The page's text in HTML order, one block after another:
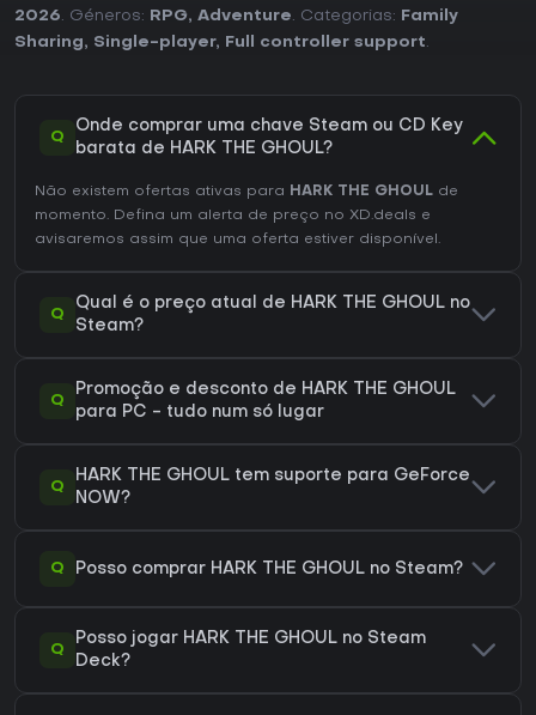
2026. Géneros: RPG, Adventure. Categorias:
Family
Sharing, Single-player, Full controller support.
Q
Onde comprar uma chave Steam ou CD Key
barata de HARK THE GHOUL?
Não existem ofertas ativas para HARK THE GHOUL de
momento. Defina um alerta de preço no XD.deals e
avisaremos assim que uma oferta estiver disponível.
Q
Qual é o preço atual de HARK THE GHOUL no
Steam?
Q
Promoção e desconto de HARK THE GHOUL
para PC - tudo num só lugar
Q
HARK THE GHOUL tem suporte para GeForce
NOW?
Q Posso comprar HARK THE GHOUL no Steam?
Q
Posso jogar HARK THE GHOUL no Steam
Deck?